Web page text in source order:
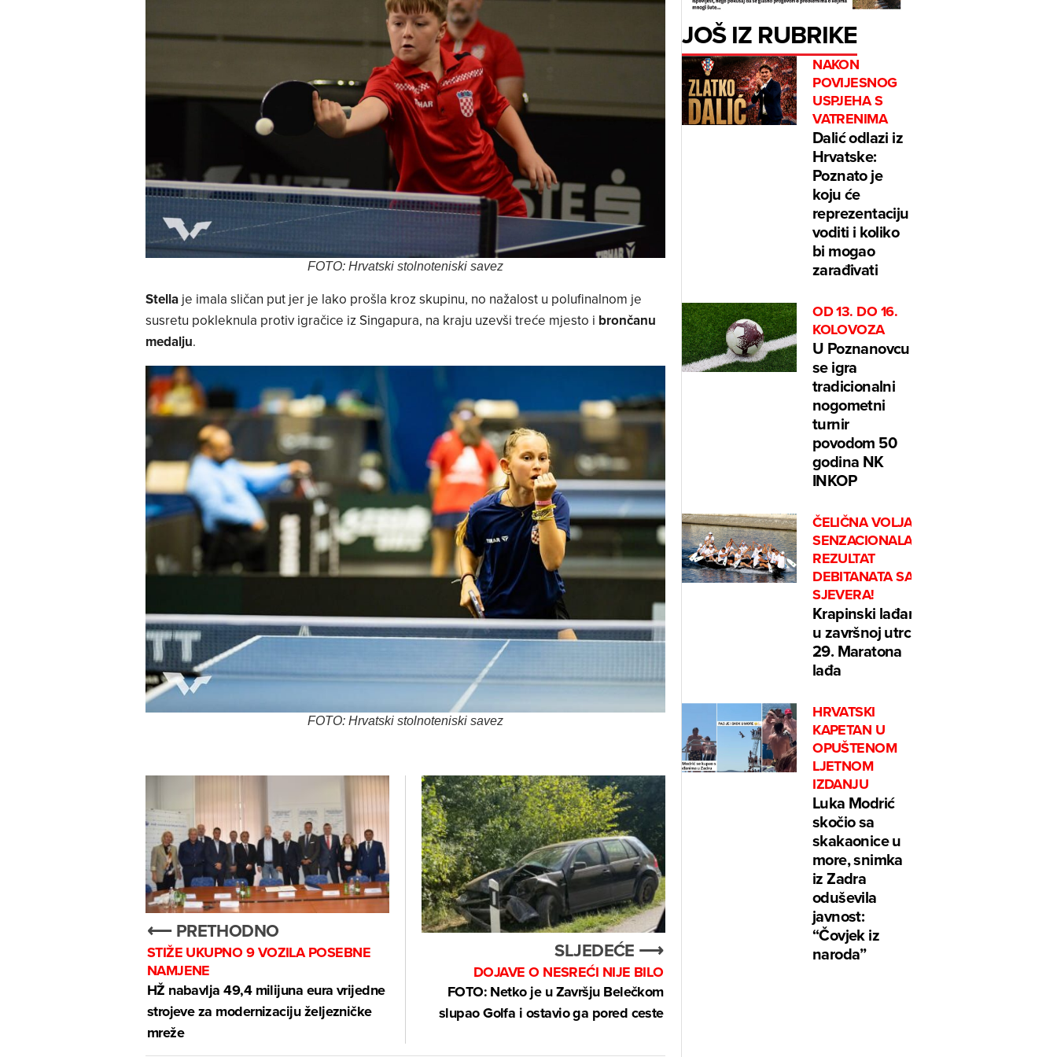
FOTO: Hrvatski stolnoteniski savez
Stellaje imala sličan put jer je lako prošla kroz skupinu, no nažalost u polufinalnom je
susretu pokleknula protiv igračice iz Singapura, na kraju uzevši treće mjesto i brončanu
medalju.
FOTO: Hrvatski stolnoteniski savez
⟵ PRETHODNO
STIŽE UKUPNO 9 VOZILA POSEBNE
NAMJENE
HŽ nabavlja 49,4 milijuna eura vrijedne
strojeve za modernizaciju željezničke
mreže
SLJEDEĆE ⟶
DOJAVE O NESREĆI NIJE BILO
FOTO: Netko je u Završju Belečkom
slupao Golfa i ostavio ga pored ceste
JOŠ IZ RUBRIKE
NAKON
POVIJESNOG
USPJEHA S
VATRENIMA
Dalić odlazi iz
Hrvatske:
Poznato je
koju će
reprezentaciju
voditi i koliko
bi mogao
zarađivati
OD 13. DO 16.
KOLOVOZA
U Poznanovcu
se igra
tradicionalni
nogometni
turnir
povodom 50
godina NK
INKOP
ČELIČNA VOLJA I
SENZACIONALAN
REZULTAT
DEBITANATA SA
SJEVERA!
Krapinski lađari
u završnoj utrci
29. Maratona
lađa
HRVATSKI
KAPETAN U
OPUŠTENOM
LJETNOM
IZDANJU
Luka Modrić
skočio sa
skakaonice u
more, snimka
iz Zadra
oduševila
javnost:
“Čovjek iz
naroda”